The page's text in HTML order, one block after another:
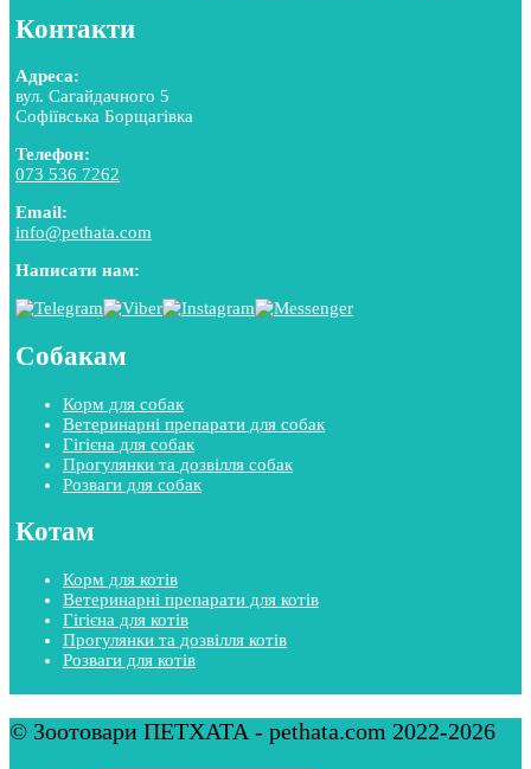
Контакти
Адреса:
вул. Сагайдачного 5
Софіївська Борщагівка
Телефон:
073 536 7262
Email:
info@pethata.com
Написати нам:
Собакам
Корм для собак
Ветеринарні препарати для собак
Гігієна для собак
Прогулянки та дозвілля собак
Розваги для собак
Котам
Корм для котів
Ветеринарні препарати для котів
Гігієна для котів
Прогулянки та дозвілля котів
Розваги для котів
© Зоотовари ПЕТХАТА - pethata.com 2022-2026